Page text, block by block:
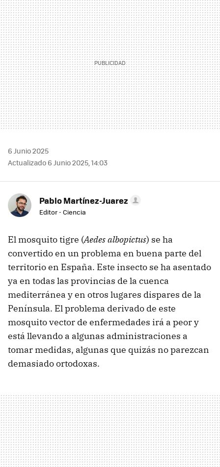
MAIL
6 Junio 2025
Actualizado 6 Junio 2025, 14:03
Pablo Martínez-Juarez
Editor - Ciencia
El mosquito tigre (Aedes albopictus) se ha
convertido en un problema en buena parte del
territorio en España. Este insecto se ha asentado
ya en todas las provincias de la cuenca
mediterránea y en otros lugares dispares de la
Península. El problema derivado de este
mosquito vector de enfermedades irá a peor y
está llevando a algunas administraciones a
tomar medidas, algunas que quizás no parezcan
demasiado ortodoxas.